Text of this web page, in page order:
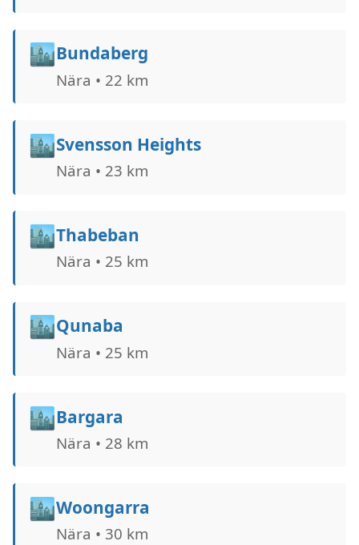
🏙️Bundaberg
Nära • 22 km
🏙️Svensson Heights
Nära • 23 km
🏙️Thabeban
Nära • 25 km
🏙️Qunaba
Nära • 25 km
🏙️Bargara
Nära • 28 km
🏙️Woongarra
Nära • 30 km